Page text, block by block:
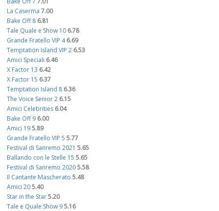
La Caserma 7.00
Bake Off 8 6.81
Tale Quale e Show 10 6.78
Grande Fratello VIP 4 6.69
Temptation Island VIP 2 6.53
Amici Speciali 6.46
X Factor 13 6.42
X Factor 15 6.37
Temptation Island 8 6.36
The Voice Senior 2 6.15
Amici Celebrities 6.04
Bake Off 9 6.00
Amici 195.89
Grande Fratello VIP 5 5.77
Festival di Sanremo 2021 5.65
Ballando con le Stelle 15 5.65
Festival di Sanremo 20205.58
Il Cantante Mascherato 5.48
Amici 205.40
Star in the Star5.20
Tale e Quale Show 95.16